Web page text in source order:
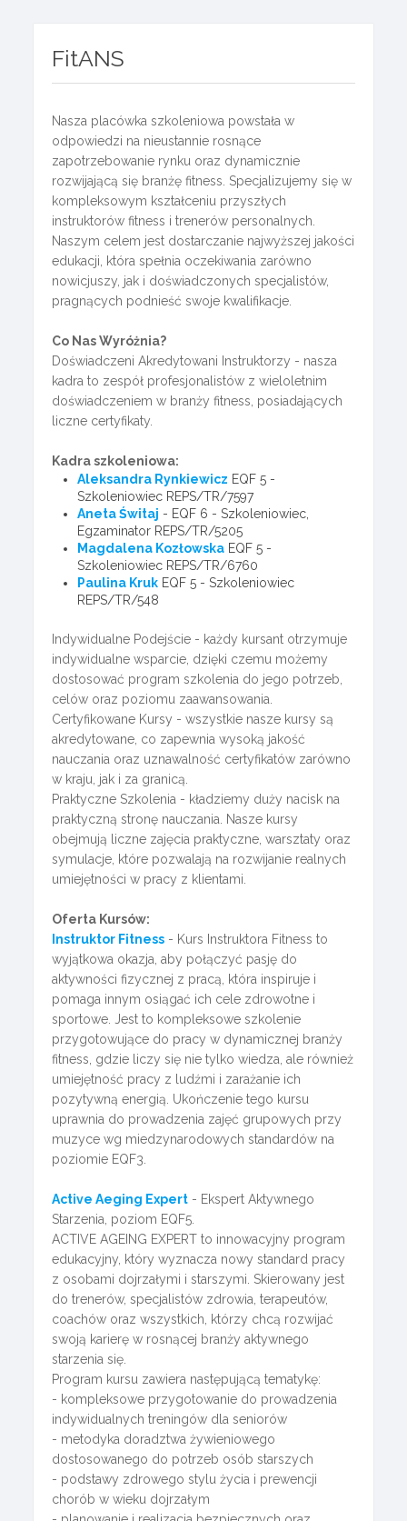
FitANS
Nasza placówka szkoleniowa powstała w
odpowiedzi na nieustannie rosnące
zapotrzebowanie rynku oraz dynamicznie
rozwijającą się branżę fitness. Specjalizujemy się w
kompleksowym kształceniu przyszłych
instruktorów fitness i trenerów personalnych.
Naszym celem jest dostarczanie najwyższej jakości
edukacji, która spełnia oczekiwania zarówno
nowicjuszy, jak i doświadczonych specjalistów,
pragnących podnieść swoje kwalifikacje.
Co Nas Wyróżnia?
Doświadczeni Akredytowani Instruktorzy - nasza
kadra to zespół profesjonalistów z wieloletnim
doświadczeniem w branży fitness, posiadających
liczne certyfikaty.
Kadra szkoleniowa:
Aleksandra Rynkiewicz EQF 5 -
Szkoleniowiec REPS/TR/7597
Aneta Świtaj - EQF 6 - Szkoleniowiec,
Egzaminator REPS/TR/5205
Magdalena Kozłowska EQF 5 -
Szkoleniowiec REPS/TR/6760
Paulina Kruk EQF 5 - Szkoleniowiec
REPS/TR/548
Indywidualne Podejście - każdy kursant otrzymuje
indywidualne wsparcie, dzięki czemu możemy
dostosować program szkolenia do jego potrzeb,
celów oraz poziomu zaawansowania.
Certyfikowane Kursy - wszystkie nasze kursy są
akredytowane, co zapewnia wysoką jakość
nauczania oraz uznawalność certyfikatów zarówno
w kraju, jak i za granicą.
Praktyczne Szkolenia - kładziemy duży nacisk na
praktyczną stronę nauczania. Nasze kursy
obejmują liczne zajęcia praktyczne, warsztaty oraz
symulacje, które pozwalają na rozwijanie realnych
umiejętności w pracy z klientami.
Oferta Kursów:
Instruktor Fitness - Kurs Instruktora Fitness to
wyjątkowa okazja, aby połączyć pasję do
aktywności fizycznej z pracą, która inspiruje i
pomaga innym osiągać ich cele zdrowotne i
sportowe. Jest to kompleksowe szkolenie
przygotowujące do pracy w dynamicznej branży
fitness, gdzie liczy się nie tylko wiedza, ale również
umiejętność pracy z ludźmi i zarażanie ich
pozytywną energią. Ukończenie tego kursu
uprawnia do prowadzenia zajęć grupowych przy
muzyce wg miedzynarodowych standardów na
poziomie EQF3.
Active Aeging Expert - Ekspert Aktywnego
Starzenia, poziom EQF5.
ACTIVE AGEING EXPERT to innowacyjny program
edukacyjny, który wyznacza nowy standard pracy
z osobami dojrzałymi i starszymi. Skierowany jest
do trenerów, specjalistów zdrowia, terapeutów,
coachów oraz wszystkich, którzy chcą rozwijać
swoją karierę w rosnącej branży aktywnego
starzenia się.
Program kursu zawiera następującą tematykę:
- kompleksowe przygotowanie do prowadzenia
indywidualnych treningów dla seniorów
- metodyka doradztwa żywieniowego
dostosowanego do potrzeb osób starszych
- podstawy zdrowego stylu życia i prewencji
chorób w wieku dojrzałym